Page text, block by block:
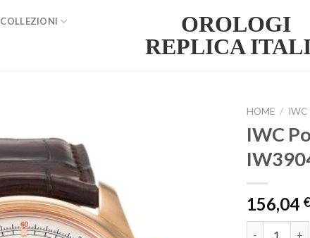
OROLOGI
REPLICA
COLLEZIONI
HOME / IWC
IWC
156,04 €